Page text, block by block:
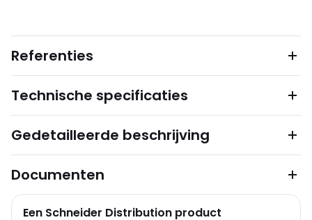
Referenties
Technische specificaties
Gedetailleerde beschrijving
Documenten
Een Schneider Distribution product